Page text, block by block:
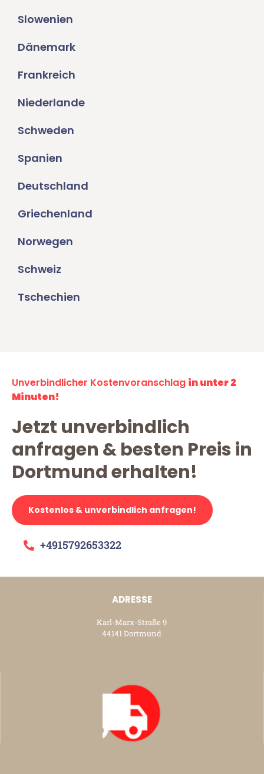
Slowenien
Dänemark
Frankreich
Niederlande
Schweden
Spanien
Deutschland
Griechenland
Norwegen
Schweiz
Tschechien
Unverbindlicher Kostenvoranschlag in unter 2
Minuten!
Jetzt unverbindlich
anfragen & besten Preis in
Dortmund erhalten!
Kostenlos & unverbindlich anfragen!
+4915792653322
ADRESSE
Karl-Marx-Straße 9
44141 Dortmund